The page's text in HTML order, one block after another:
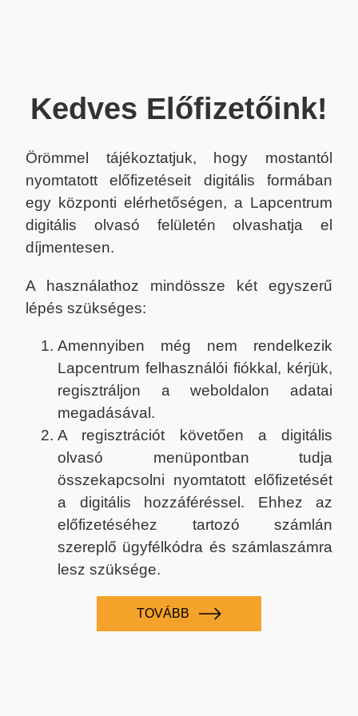
Kedves Előfizetőink!
Örömmel tájékoztatjuk, hogy mostantól
nyomtatott előfizetéseit digitális formában
egy központi elérhetőségen, a Lapcentrum
digitális olvasó felületén olvashatja el
díjmentesen.
A használathoz mindössze két egyszerű
lépés szükséges:
Amennyiben még nem rendelkezik
Lapcentrum felhasználói fiókkal, kérjük,
regisztráljon a weboldalon adatai
megadásával.
A regisztrációt követően a digitális
olvasó menüpontban tudja
összekapcsolni nyomtatott előfizetését
a digitális hozzáféréssel. Ehhez az
előfizetéséhez tartozó számlán
szereplő ügyfélkódra és számlaszámra
lesz szüksége.
TOVÁBB